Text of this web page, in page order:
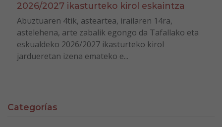
2026/2027 ikasturteko kirol eskaintza
Abuztuaren 4tik, asteartea, irailaren 14ra,
astelehena, arte zabalik egongo da Tafallako eta
eskualdeko 2026/2027 ikasturteko kirol
jardueretan izena emateko e...
Categorías